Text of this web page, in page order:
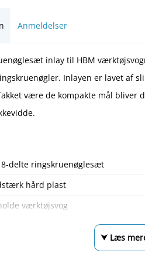
Anmeldelser
inlay til HBM
Inlayen er lavet af
være de kompakte mål
delte ringskruenøglesæt
hård plast
værktøjsvog
⮟ Læs